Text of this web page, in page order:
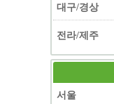
대구/경상
전라/제주
서울